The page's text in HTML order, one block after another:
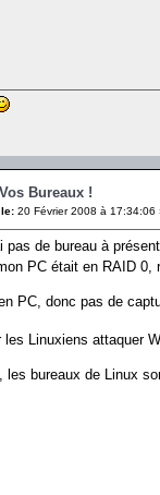
Bureaux !
20 Février 2008 à 17:34:06
pas de bureau à
PC était en RAID
PC, donc pas de
les Linuxiens attaquer
les bureaux de Linux